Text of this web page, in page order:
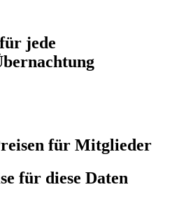
jede
für Mitglieder
für diese Daten